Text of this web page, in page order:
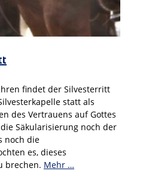
findet der Silvesterritt
statt als
des Vertrauens auf Gottes
Säkularisierung noch der
noch die
es, dieses
brechen. Mehr …